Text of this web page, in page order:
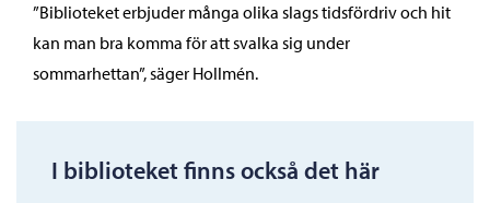
”Biblioteket erbjuder många olika slags tidsfördriv och hit
kan man bra komma för att svalka sig under
sommarhettan”, säger Hollmén.
I biblioteket finns också det här